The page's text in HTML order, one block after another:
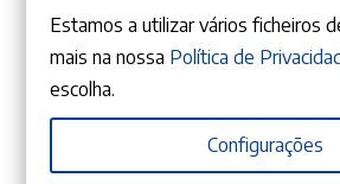
ADICIONAR
110,90€ O
99,81€O
10%
Comentário Conimbricense do
Código Penal – Parte Especial –
44,90€
O Direito
Estamos a utilizar vários ficheiros
mais na nossa Política de
escolha.
Configurações